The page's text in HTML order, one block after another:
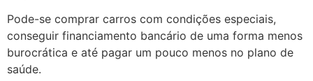
Pode-se comprar carros com condições especiais,
conseguir financiamento bancário de uma forma menos
burocrática e até pagar um pouco menos no plano de
saúde.